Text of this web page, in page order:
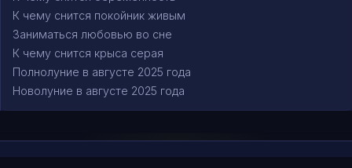
К чему снится покойник живым
Заниматься любовью во сне
К чему снится крыса серая
Полнолуние в августе 2025 года
Новолуние в августе 2025 года